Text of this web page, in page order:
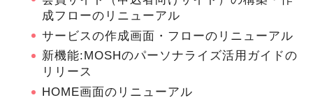
成フローのリニューアル
サービスの作成画面・フローのリニューアル
新機能:MOSHのパーソナライズ活用ガイドの
リリース
HOME画面のリニューアル